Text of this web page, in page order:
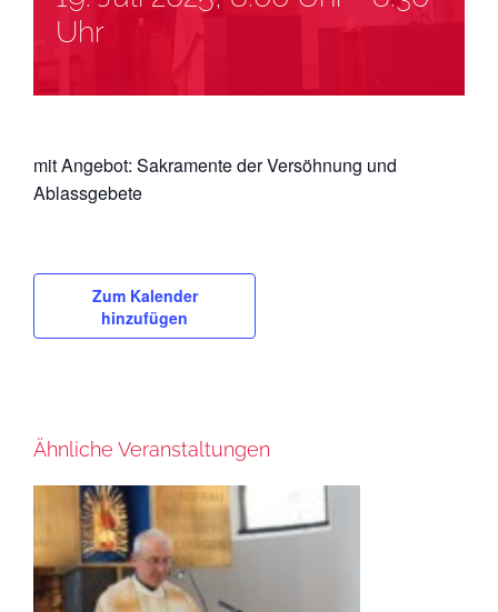
Uhr
mit Angebot: Sakramente der Versöhnung und
Ablassgebete
Zum Kalender
hinzufügen
Ähnliche Veranstaltungen